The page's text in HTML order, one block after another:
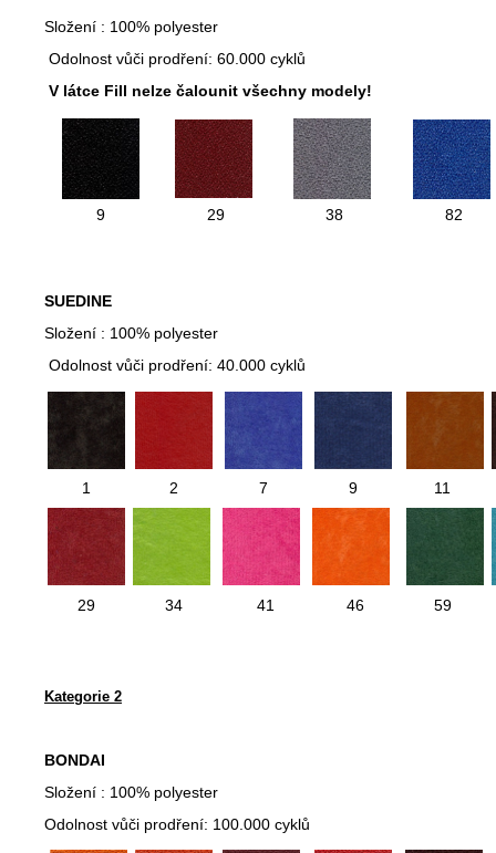
Složení : 100% polyester
Odolnost vůči prodření: 60.000 cyklů
V látce Fill nelze čalounit všechny modely!
9 29 38 82
SUEDINE
Složení : 100% polyester
Odolnost vůči prodření: 40.000 cyklů
1 2 7 9 11
29 34 41 46 59
Kategorie 2
BONDAI
Složení : 100% polyester
Odolnost vůči prodření: 100.000 cyklů